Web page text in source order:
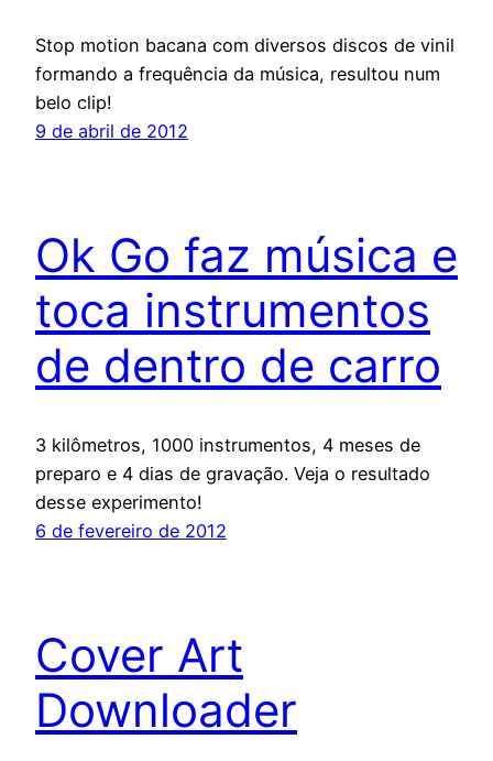
Stop motion bacana com diversos discos de vinil
formando a frequência da música, resultou num
belo clip!
9 de abril de 2012
Ok Go faz música e
toca instrumentos
de dentro de carro
3 kilômetros, 1000 instrumentos, 4 meses de
preparo e 4 dias de gravação. Veja o resultado
desse experimento!
6 de fevereiro de 2012
Cover Art
Downloader